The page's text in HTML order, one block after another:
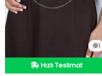
1
Hızlı Teslimat